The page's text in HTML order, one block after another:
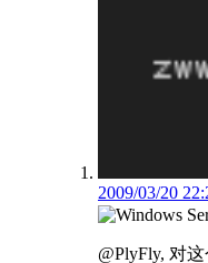
2009/03/20
@PlyFly, 对